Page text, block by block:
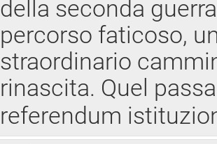
della seconda
percorso faticoso,
straordinario
rinascita. Quel
referendum